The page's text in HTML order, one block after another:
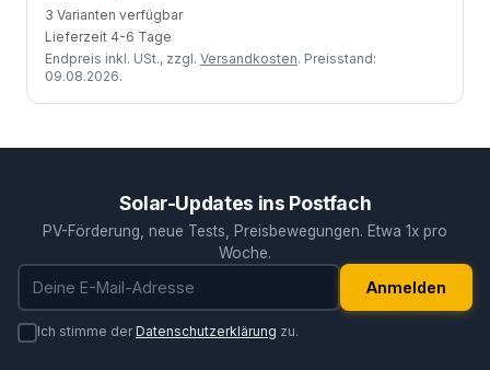
3 Varianten verfügbar
Lieferzeit 4-6 Tage
Endpreis inkl. USt., zzgl. Versandkosten. Preisstand:
09.08.2026.
Solar-Updates ins Postfach
PV-Förderung, neue Tests, Preisbewegungen. Etwa 1x pro
Woche.
E-Mail-Adresse
Anmelden
Ich stimme derDatenschutzerklärung zu.